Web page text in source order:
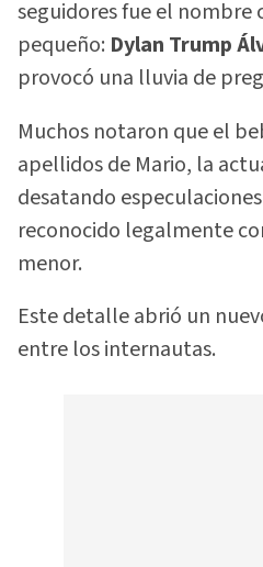
seguidores fue el
pequeño: Dylan Trump
provocó una lluvia de
Muchos notaron que el
apellidos de Mario, la
desatando
reconocido legalmente
menor.
Este detalle abrió un
entre los internautas.